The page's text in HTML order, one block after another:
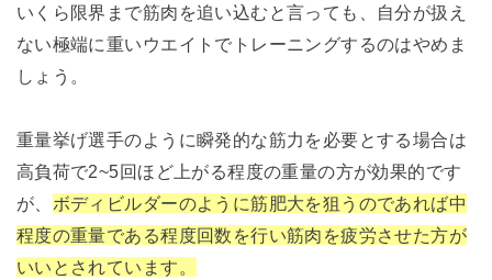
いくら限界まで筋肉を追い込むと言っても、自分が扱え
ない極端に重いウエイトでトレーニングするのはやめま
しょう。
重量挙げ選手のように瞬発的な筋力を必要とする場合は
高負荷で2~5回ほど上がる程度の重量の方が効果的です
が、 ボディビルダーのように筋肥大を狙うのであれば中
程度の重量である程度回数を行い筋肉を疲労させた方が
いいとされています。